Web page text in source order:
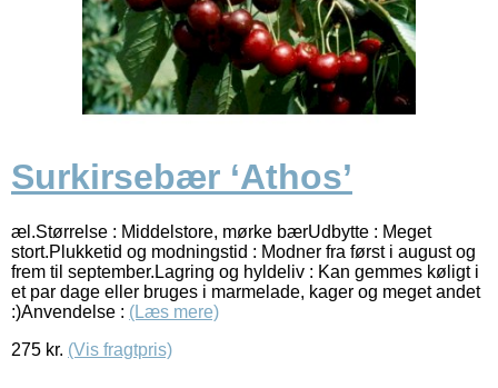
Surkirsebær ‘Athos’
æl.Størrelse : Middelstore, mørke bærUdbytte : Meget
stort.Plukketid og modningstid : Modner fra først i august og
frem til september.Lagring og hyldeliv : Kan gemmes køligt i
et par dage eller bruges i marmelade, kager og meget andet
:)Anvendelse : (Læs mere)
275 kr. (Vis fragtpris)